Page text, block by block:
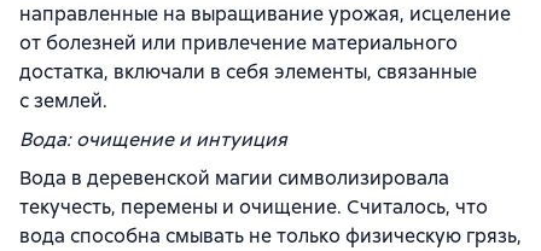
направленные на выращивание урожая, исцеление
от болезней или привлечение материального
достатка, включали в себя элементы, связанные
с землей.
Вода: очищение и интуиция
Вода в деревенской магии символизировала
текучесть, перемены и очищение. Считалось, что
вода способна смывать не только физическую грязь,